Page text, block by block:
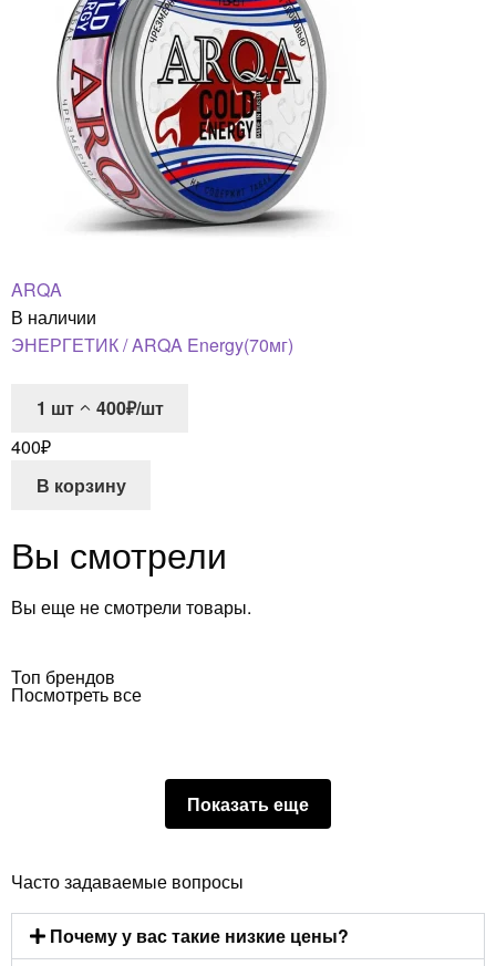
ARQA
В наличии
ЭНЕРГЕТИК / ARQA Energy(70мг)
1 шт
400₽/шт
400₽
В корзину
Вы смотрели
Вы еще не смотрели товары.
Топ брендов
Посмотреть все
Показать еще
Часто задаваемые вопросы
Почему у вас такие низкие цены?